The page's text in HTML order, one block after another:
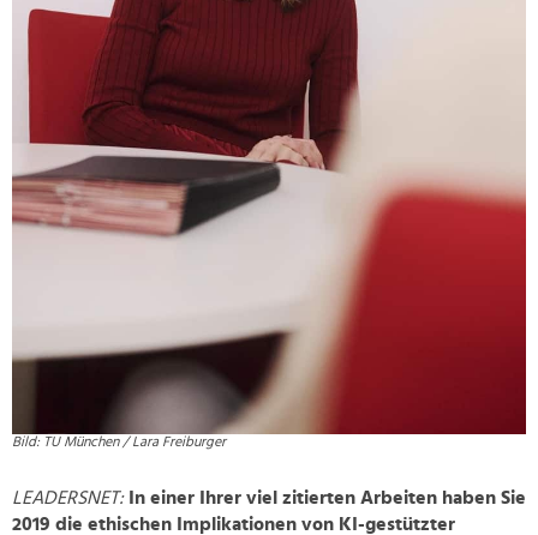
Bild: TU München / Lara Freiburger
LEADERSNET:
In einer Ihrer viel zitierten Arbeiten haben Sie
2019 die ethischen Implikationen von KI-gestützter